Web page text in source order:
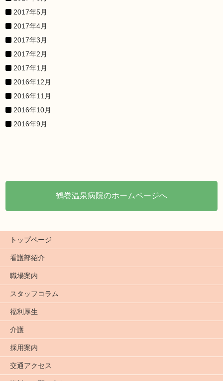
2017年5月
2017年4月
2017年3月
2017年2月
2017年1月
2016年12月
2016年11月
2016年10月
2016年9月
鶴巻温泉病院のホームページへ
トップページ
看護部紹介
職場案内
スタッフコラム
福利厚生
介護
採用案内
交通アクセス